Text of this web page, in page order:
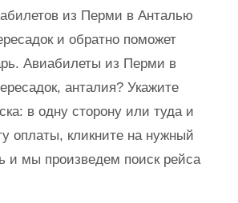
из Перми в Анталью
и обратно поможет
Авиабилеты из Перми в
анталия? Укажите
в одну сторону или туда и
оплаты, кликните на нужный
и мы произведем поиск рейса